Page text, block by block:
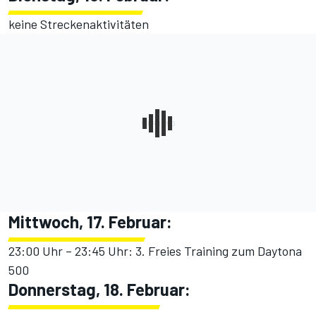
keine Streckenaktivitäten
Mittwoch, 17. Februar:
23:00 Uhr – 23:45 Uhr: 3. Freies Training zum Daytona
500
Donnerstag, 18. Februar: